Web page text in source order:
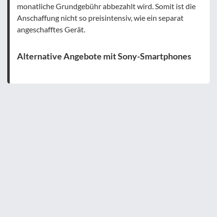
monatliche Grundgebühr abbezahlt wird. Somit ist die
Anschaffung nicht so preisintensiv, wie ein separat
angeschafftes Gerät.
Alternative Angebote mit Sony-Smartphones